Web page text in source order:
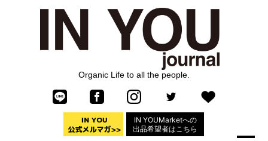
Organic Life to all the people.
IN YOUMarketへの
出品希望者はこちら